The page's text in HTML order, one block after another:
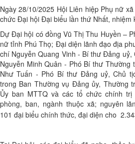
Ngày 28/10/2025 Hội Liên hiệp Phụ nữ
chức Đại hội Đại biểu lần thứ Nhất, nhiệm
Dự Đại hội có đồng Vũ Thị Thu Huyền –
nữ tỉnh Phú Thọ; Đại diện lãnh đạo địa
chí Nguyễn Quang Vinh - Bí thư Đảng
Nguyễn Minh Quân - Phó Bí thư Thường
Như Tuấn - Phó Bí thư Đảng uỷ, Chủ
trong Ban Thường vụ Đảng ủy, Thường
Ủy ban MTTQ và các tổ chức chính
phòng, ban, ngành thuộc xã; nguyên
101 đại biểu chính thức, đại diện cho